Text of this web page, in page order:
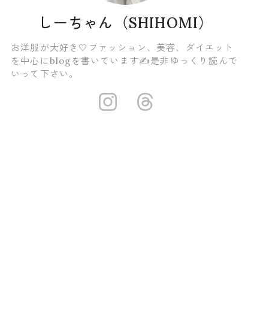
しーちゃん（SHIHOMI）
お洋服が大好き🤍ファッション、美容、ダイエット
を中心にblogを書いています✍️是非ゆっくり読んで
いって下さい。
https://